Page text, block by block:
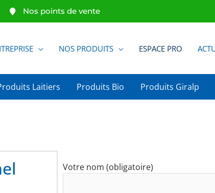
Nos points de vente
NOS PRODUITS ESPACE PRO
Laitiers Produits Bio Produits Giralp
Votre nom (obligatoire)